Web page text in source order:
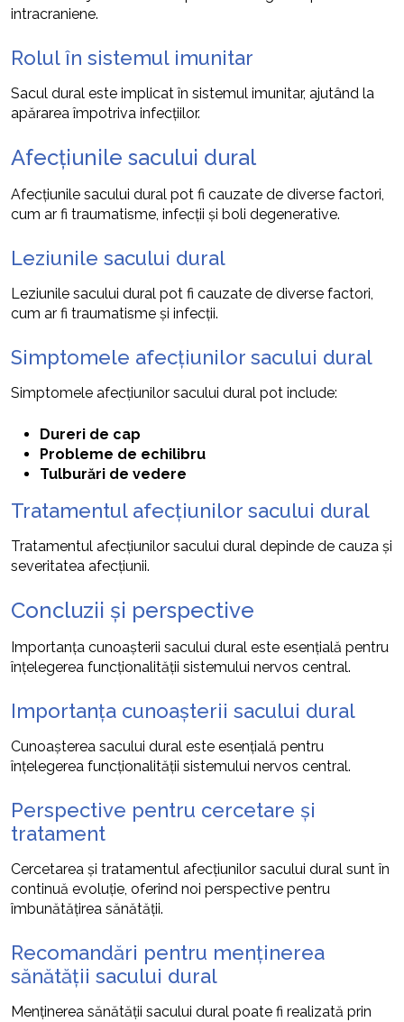
intracraniene.
Rolul în sistemul imunitar
Sacul dural este implicat în sistemul imunitar, ajutând la
apărarea împotriva infecțiilor.
Afecțiunile sacului dural
Afecțiunile sacului dural pot fi cauzate de diverse factori,
cum ar fi traumatisme, infecții și boli degenerative.
Leziunile sacului dural
Leziunile sacului dural pot fi cauzate de diverse factori,
cum ar fi traumatisme și infecții.
Simptomele afecțiunilor sacului dural
Simptomele afecțiunilor sacului dural pot include:
Dureri de cap
Probleme de echilibru
Tulburări de vedere
Tratamentul afecțiunilor sacului dural
Tratamentul afecțiunilor sacului dural depinde de cauza și
severitatea afecțiunii.
Concluzii și perspective
Importanța cunoașterii sacului dural este esențială pentru
înțelegerea funcționalității sistemului nervos central.
Importanța cunoașterii sacului dural
Cunoașterea sacului dural este esențială pentru
înțelegerea funcționalității sistemului nervos central.
Perspective pentru cercetare și
tratament
Cercetarea și tratamentul afecțiunilor sacului dural sunt în
continuă evoluție, oferind noi perspective pentru
îmbunătățirea sănătății.
Recomandări pentru menținerea
sănătății sacului dural
Menținerea sănătății sacului dural poate fi realizată prin